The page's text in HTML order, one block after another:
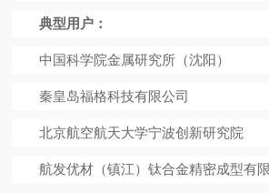
典型用户：
中国科学院金属研究所 （沈阳）
秦皇岛福格科技有限公司
北京航空航天大学宁波创新研究院
航发优材（镇江）钛合金精密成型有